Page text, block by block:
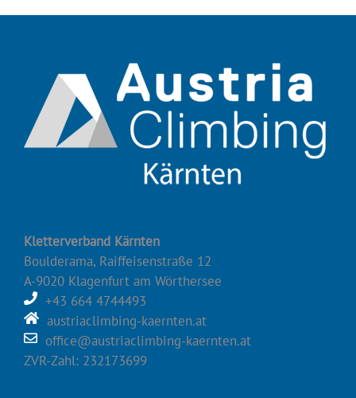
Kletterverband Kärnten
Boulderama, Raiffeisenstraße 12
A-9020 Klagenfurt am Wörthersee
+43 664 4744493
austriaclimbing-kaernten.at
office@austriaclimbing-kaernten.at
ZVR-Zahl: 232173699